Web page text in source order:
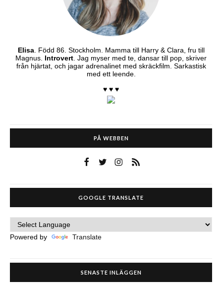
Elisa. Född 86. Stockholm. Mamma till Harry & Clara, fru till
Magnus. Introvert . Jag myser med te, dansar till pop, skriver
från hjärtat, och jagar adrenalinet med skräckfilm. Sarkastisk
med ett leende.
♥ ♥ ♥
PÅ WEBBEN
GOOGLE TRANSLATE
Powered by Translate
SENASTE INLÄGGEN